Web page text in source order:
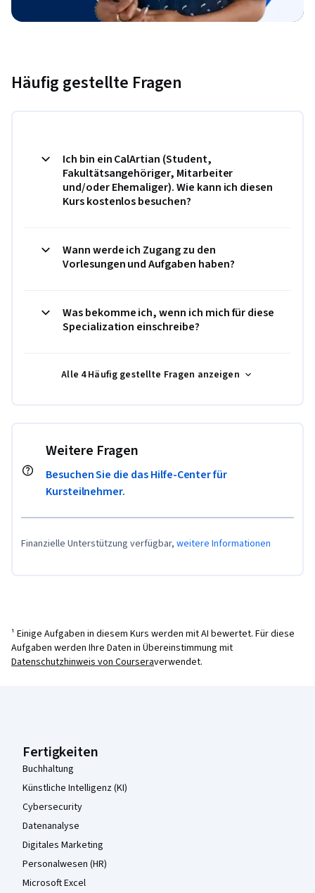
Häufig gestellte Fragen
Ich bin ein CalArtian (Student,
Fakultätsangehöriger, Mitarbeiter
und/oder Ehemaliger). Wie kann ich diesen
Kurs kostenlos besuchen?
Wann werde ich Zugang zu den
Vorlesungen und Aufgaben haben?
Was bekomme ich, wenn ich mich für diese
Specialization einschreibe?
Alle 4 Häufig gestellte Fragen anzeigen
Weitere Fragen
Besuchen Sie die das Hilfe-Center für
Kursteilnehmer.
Finanzielle Unterstützung verfügbar, weitere Informationen
¹ Einige Aufgaben in diesem Kurs werden mit AI bewertet. Für diese
Aufgaben werden Ihre Daten in Übereinstimmung mit
Datenschutzhinweis von Courseraverwendet.
Fertigkeiten
Buchhaltung
Künstliche Intelligenz (KI)
Cybersecurity
Datenanalyse
Digitales Marketing
Personalwesen (HR)
Microsoft Excel